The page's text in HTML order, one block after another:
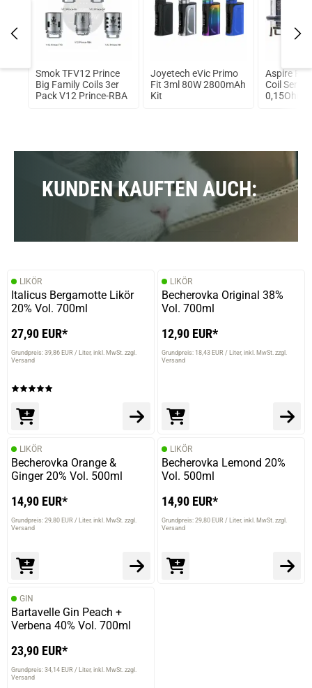
Smok TFV12 Prince
Big Family Coils 3er
Pack V12 Prince-RBA
Joyetech eVic Primo
Fit 3ml 80W 2800mAh
Kit
Aspire
Coil Serie
0,15Ohm
KUNDEN KAUFTEN AUCH:
LIKÖR
Italicus Bergamotte Likör
20% Vol. 700ml
27,90 EUR*
Grundpreis: 39,86 EUR / Liter inkl. MwSt. zzgl.
Versand
LIKÖR
Becherovka Original 38%
Vol. 700ml
12,90 EUR*
Grundpreis: 18,43 EUR / Liter inkl. MwSt. zzgl.
Versand
LIKÖR
Becherovka Orange &
Ginger 20% Vol. 500ml
14,90 EUR*
Grundpreis: 29,80 EUR / Liter inkl. MwSt. zzgl.
Versand
LIKÖR
Becherovka Lemond 20%
Vol. 500ml
14,90 EUR*
Grundpreis: 29,80 EUR / Liter inkl. MwSt. zzgl.
Versand
GIN
Bartavelle Gin Peach +
Verbena 40% Vol. 700ml
23,90 EUR*
Grundpreis: 34,14 EUR / Liter inkl. MwSt. zzgl.
Versand